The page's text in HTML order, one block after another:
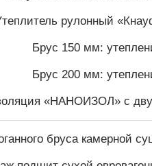
рулонный
Брус 150 мм:
Брус 200 мм:
«НАНОИЗОЛ» с
бруса камерной